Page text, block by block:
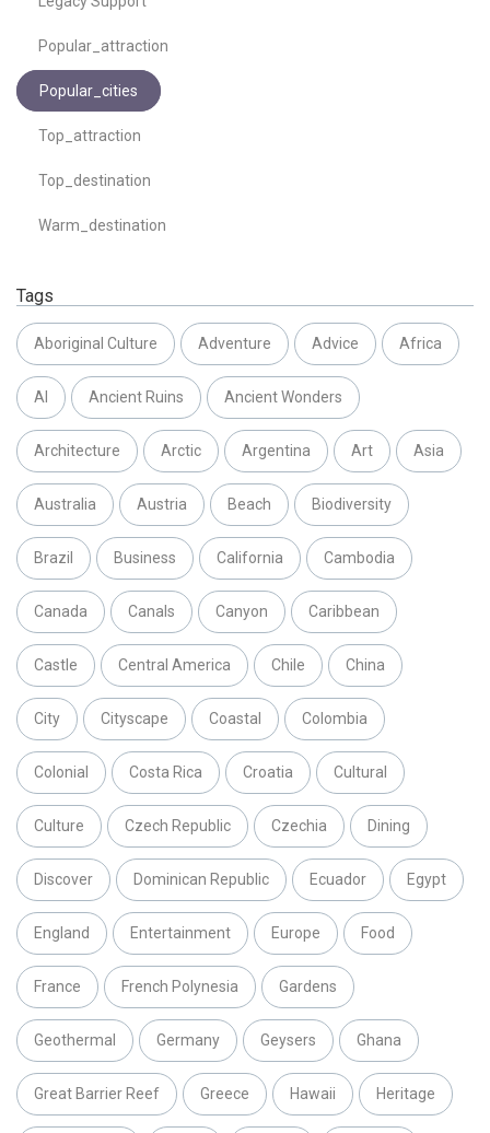
Popular_attraction
Popular_cities
Top_attraction
Top_destination
Warm_destination
Tags
Aboriginal Culture Adventure Advice Africa
AI Ancient Ruins Ancient Wonders
Architecture Arctic Argentina Art Asia
Australia Austria Beach Biodiversity
Brazil Business California Cambodia
Canada Canals Canyon Caribbean
Castle Central America Chile China
City Cityscape Coastal Colombia
Colonial Costa Rica Croatia Cultural
Culture Czech Republic Czechia Dining
Discover Dominican Republic Ecuador Egypt
England Entertainment Europe Food
France French Polynesia Gardens
Geothermal Germany Geysers Ghana
Great Barrier Reef Greece Hawaii Heritage